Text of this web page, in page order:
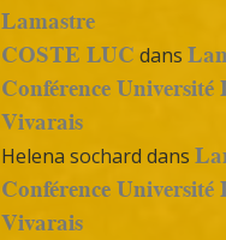
Lamastre
COSTE LUC dans
Conférence
Vivarais
Helena sochard dans
Conférence
Vivarais